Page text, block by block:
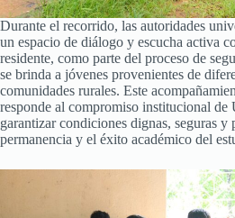
Durante el recorrido, las autoridades
un espacio de diálogo y escucha activa
residente, como parte del proceso de
se brinda a jóvenes provenientes de
comunidades rurales. Este
responde al compromiso institucional
garantizar condiciones dignas, seguras y
permanencia y el éxito académico del